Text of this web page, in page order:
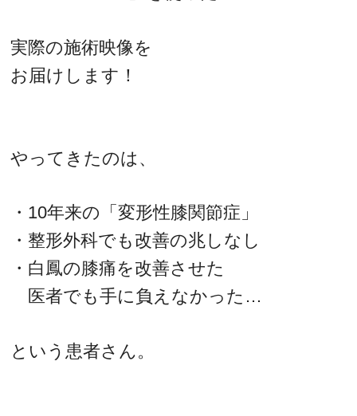
実際の施術映像を
お届けします！
やってきたのは、
・10年来の「変形性膝関節症」
・整形外科でも改善の兆しなし
・白鳳の膝痛を改善させた
医者でも手に負えなかった…
という患者さん。